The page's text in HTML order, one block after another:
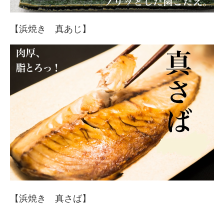
【浜焼き 真あじ】
【浜焼き 真さば】